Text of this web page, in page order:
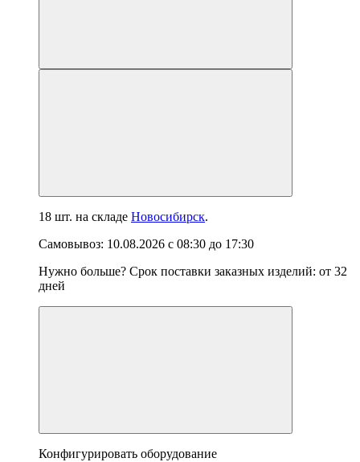
18 шт. на складе Новосибирск.
Самовывоз: 10.08.2026 с 08:30 до 17:30
Нужно больше? Срок поставки заказных изделий: от 32
дней
Конфигурировать оборудование